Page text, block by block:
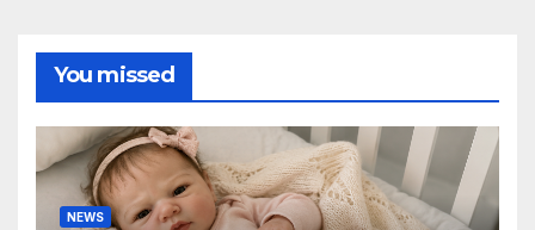
You missed
NEWS